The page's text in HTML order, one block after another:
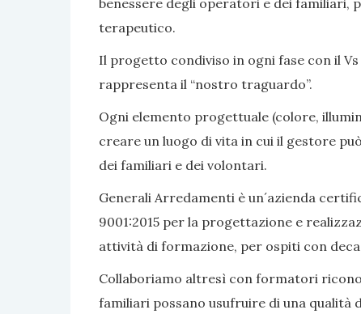
benessere degli operatori e dei
terapeutico.
Il progetto condiviso in ogni fase con il
rappresenta il “nostro traguardo”.
Ogni elemento progettuale (colore,
creare un luogo di vita in cui il gestore
dei familiari e dei volontari.
Generali Arredamenti è un´azienda
9001:2015 per la progettazione e
attività di formazione, per ospiti con
Collaboriamo altresì con formatori
familiari possano usufruire di una qualità